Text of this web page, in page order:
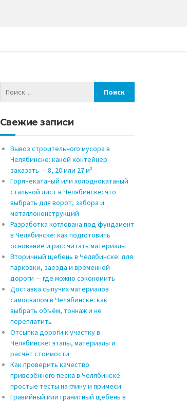
Свежие записи
Вывоз строительного мусора в
Челябинске: какой контейнер
заказать — 8, 20 или 27 м³
Горячекатаный или холоднокатаный
стальной лист в Челябинске: что
выбрать для ворот, забора и
металлоконструкций
Разработка котлована под фундамент
в Челябинске: как подготовить
основание и рассчитать материалы
Вторичный щебень в Челябинске: для
парковки, заезда и временной
дороги — где можно сэкономить
Доставка сыпучих материалов
самосвалом в Челябинске: как
выбрать объём, тоннаж и не
переплатить
Отсыпка дороги к участку в
Челябинске: этапы, материалы и
расчёт стоимости
Как проверить качество
привезённого песка в Челябинске:
простые тесты на глину и примеси
Гравийный или гранитный щебень в